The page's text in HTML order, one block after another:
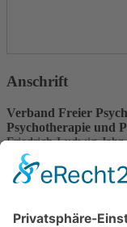
Anschrift
Verband Freier
Psychotherapie und
Friedrich-Ludwig-
31582 Nienburg/Weser
Service-Team
05021-8650320